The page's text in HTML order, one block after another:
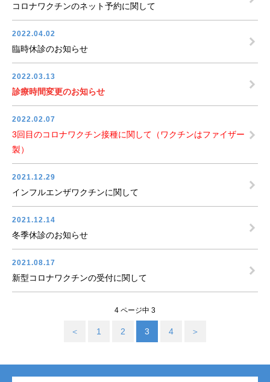
コロナワクチンのネット予約に関して
2022.04.02
臨時休診のお知らせ
2022.03.13
診療時間変更のお知らせ
2022.02.07
3回目のコロナワクチン接種に関して（ワクチンはファイザー
製）
2021.12.29
インフルエンザワクチンに関して
2021.12.14
冬季休診のお知らせ
2021.08.17
新型コロナワクチンの受付に関して
4 ページ中 3
＜ 1 2 3 4 ＞